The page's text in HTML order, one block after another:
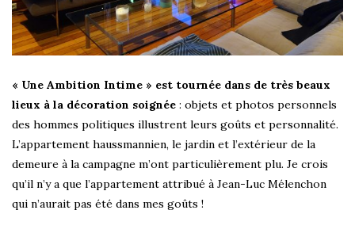
« Une Ambition Intime » est tournée dans de très beaux
lieux à la décoration soignée : objets et photos personnels
des hommes politiques illustrent leurs goûts et personnalité.
L’appartement haussmannien, le jardin et l’extérieur de la
demeure à la campagne m’ont particulièrement plu. Je crois
qu’il n’y a que l’appartement attribué à Jean-Luc Mélenchon
qui n’aurait pas été dans mes goûts !